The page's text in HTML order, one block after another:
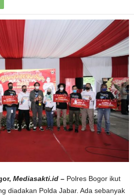
Mediasakti.id – Polres Bogor ikut
diadakan Polda Jabar. Ada sebanyak